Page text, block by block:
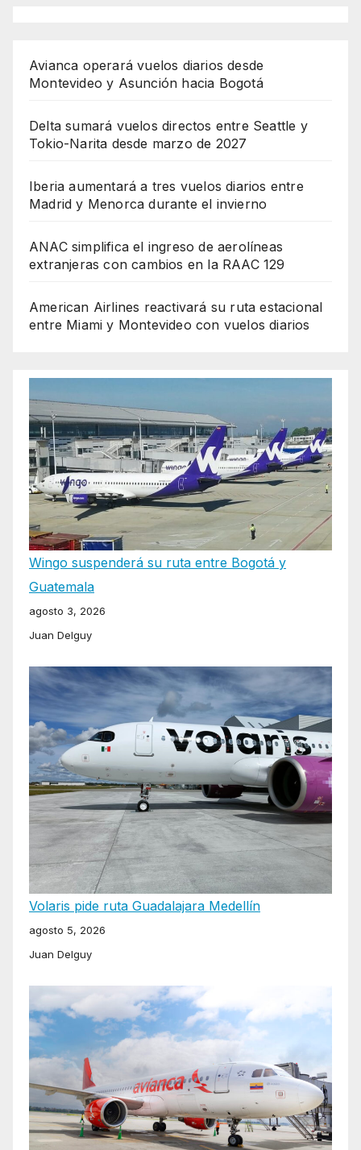
Avianca operará vuelos diarios desde
Montevideo y Asunción hacia Bogotá
Delta sumará vuelos directos entre Seattle y
Tokio-Narita desde marzo de 2027
Iberia aumentará a tres vuelos diarios entre
Madrid y Menorca durante el invierno
ANAC simplifica el ingreso de aerolíneas
extranjeras con cambios en la RAAC 129
American Airlines reactivará su ruta estacional
entre Miami y Montevideo con vuelos diarios
Wingo suspenderá su ruta entre Bogotá y
Guatemala
agosto 3, 2026
Juan Delguy
Volaris pide ruta Guadalajara Medellín
agosto 5, 2026
Juan Delguy